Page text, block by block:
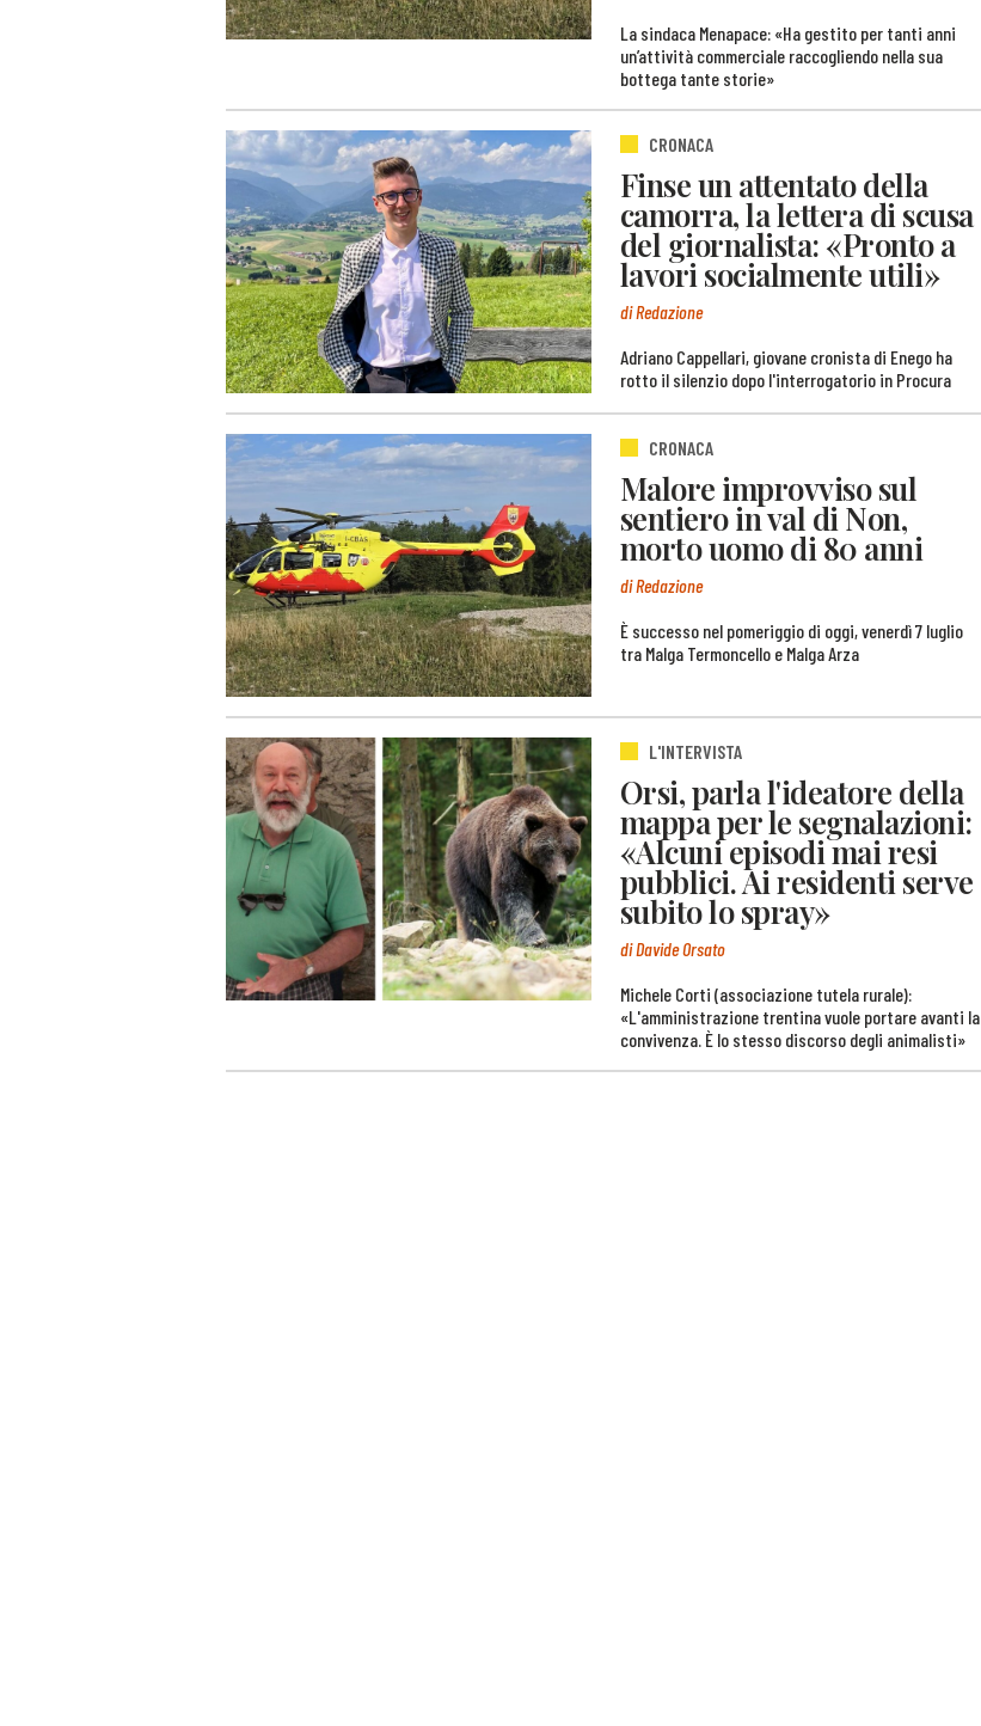
La sindaca Menapace: «Ha gestito per tanti anni
un’attività commerciale raccogliendo nella sua
bottega tante storie»
CRONACA
Finse un attentato della
camorra, la lettera di scusa
del giornalista: «Pronto a
lavori socialmente utili»
di Redazione
Adriano Cappellari, giovane cronista di Enego ha
rotto il silenzio dopo l'interrogatorio in Procura
CRONACA
Malore improvviso sul
sentiero in val di Non,
morto uomo di 80 anni
di Redazione
È successo nel pomeriggio di oggi, venerdì 7 luglio
tra Malga Termoncello e Malga Arza
L'INTERVISTA
Orsi, parla l'ideatore della
mappa per le segnalazioni:
«Alcuni episodi mai resi
pubblici. Ai residenti serve
subito lo spray»
di Davide Orsato
Michele Corti (associazione tutela rurale):
«L'amministrazione trentina vuole portare avanti la
convivenza. È lo stesso discorso degli animalisti»